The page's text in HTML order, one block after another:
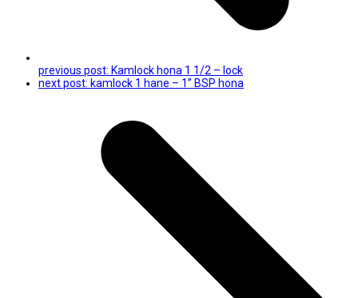
previous post: Kamlock hona 1 1/2 – lock
next post: kamlock 1 hane – 1” BSP hona